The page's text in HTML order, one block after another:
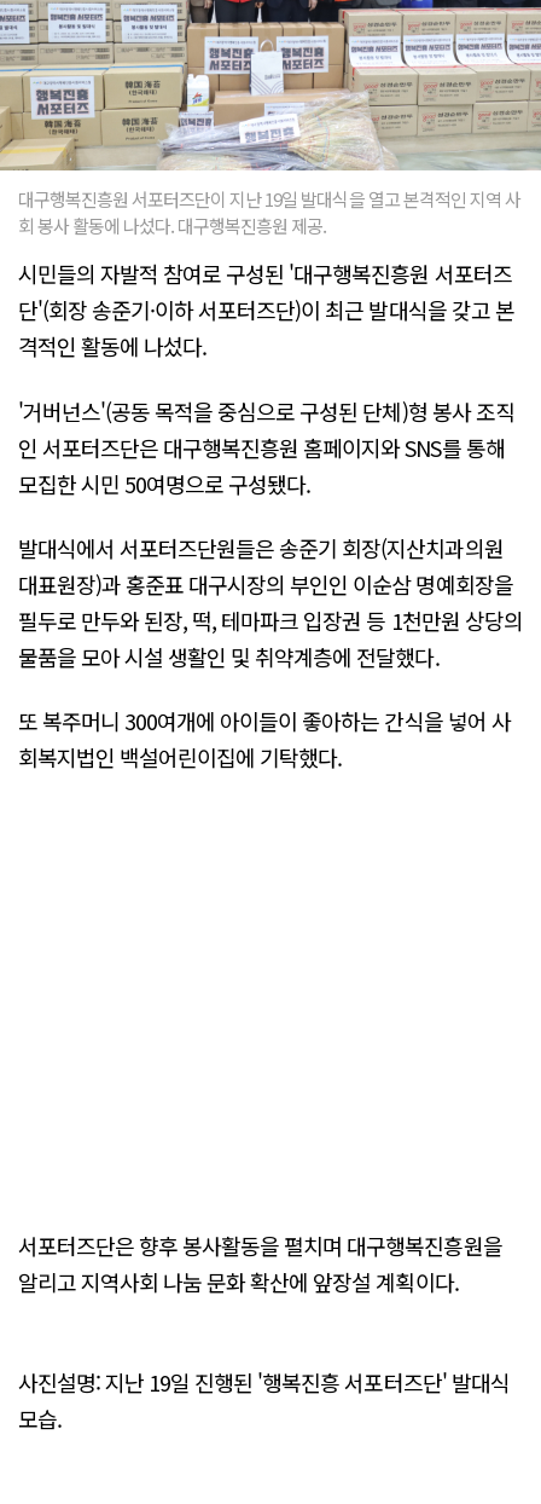
대구행복진흥원 서포터즈단이 지난 19일 발대식을 열고 본격적인 지역 사
회 봉사 활동에 나섰다. 대구행복진흥원 제공.
시민들의 자발적 참여로 구성된 '대구행복진흥원 서포터즈
단'(회장 송준기·이하 서포터즈단)이 최근 발대식을 갖고 본
격적인 활동에 나섰다.
'거버넌스'(공동 목적을 중심으로 구성된 단체)형 봉사 조직
인 서포터즈단은 대구행복진흥원 홈페이지와 SNS를 통해
모집한 시민 50여명으로 구성됐다.
발대식에서 서포터즈단원들은 송준기 회장(지산치과의원
대표원장)과 홍준표 대구시장의 부인인 이순삼 명예회장을
필두로 만두와 된장, 떡, 테마파크 입장권 등 1천만원 상당의
물품을 모아 시설 생활인 및 취약계층에 전달했다.
또 복주머니 300여개에 아이들이 좋아하는 간식을 넣어 사
회복지법인 백설어린이집에 기탁했다.
서포터즈단은 향후 봉사활동을 펼치며 대구행복진흥원을
알리고 지역사회 나눔 문화 확산에 앞장설 계획이다.
사진설명: 지난 19일 진행된 '행복진흥 서포터즈단' 발대식
모습.